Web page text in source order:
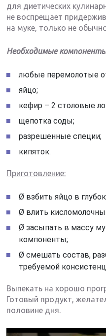
для диетических
не воспрещает
на муке, только не
Необходимые
любые перемолотые
яйцо;
кефир – 2 столовые
щепотка соды;
разрешенные специи;
кипяток.
Приготовление:
Ø взбить яйцо в
Ø влить
Ø засыпать в массу
компоненты;
Ø смешать состав,
требуемой
Выпекать на хорошо
Готовый продукт,
половине дня.